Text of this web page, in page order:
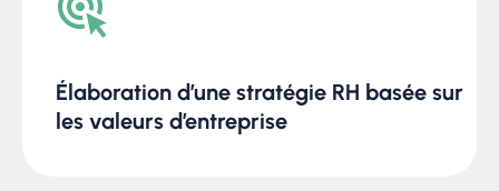
Élaboration d’une stratégie RH basée sur
les valeurs d’entreprise